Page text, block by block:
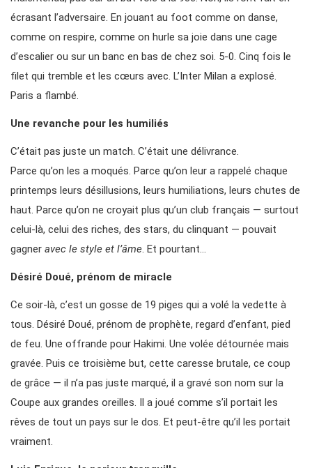
écrasant l’adversaire. En jouant au foot comme on danse,
comme on respire, comme on hurle sa joie dans une cage
d’escalier ou sur un banc en bas de chez soi. 5-0. Cinq fois le
filet qui tremble et les cœurs avec. L’Inter Milan a explosé.
Paris a flambé.
Une revanche pour les humiliés
C’était pas juste un match. C’était une délivrance.
Parce qu’on les a moqués. Parce qu’on leur a rappelé chaque
printemps leurs désillusions, leurs humiliations, leurs chutes de
haut. Parce qu’on ne croyait plus qu’un club français — surtout
celui-là, celui des riches, des stars, du clinquant — pouvait
gagner avec le style et l’âme. Et pourtant…
Désiré Doué, prénom de miracle
Ce soir-là, c’est un gosse de 19 piges qui a volé la vedette à
tous. Désiré Doué, prénom de prophète, regard d’enfant, pied
de feu. Une offrande pour Hakimi. Une volée détournée mais
gravée. Puis ce troisième but, cette caresse brutale, ce coup
de grâce — il n’a pas juste marqué, il a gravé son nom sur la
Coupe aux grandes oreilles. Il a joué comme s’il portait les
rêves de tout un pays sur le dos. Et peut-être qu’il les portait
vraiment.